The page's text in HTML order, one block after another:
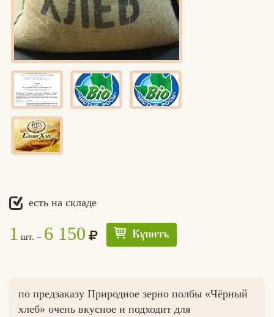
есть на складе
1 шт. – 6 150 Купить
по предзаказу Природное зерно полбы «Чёрный
хлеб» очень вкусное и подходит для